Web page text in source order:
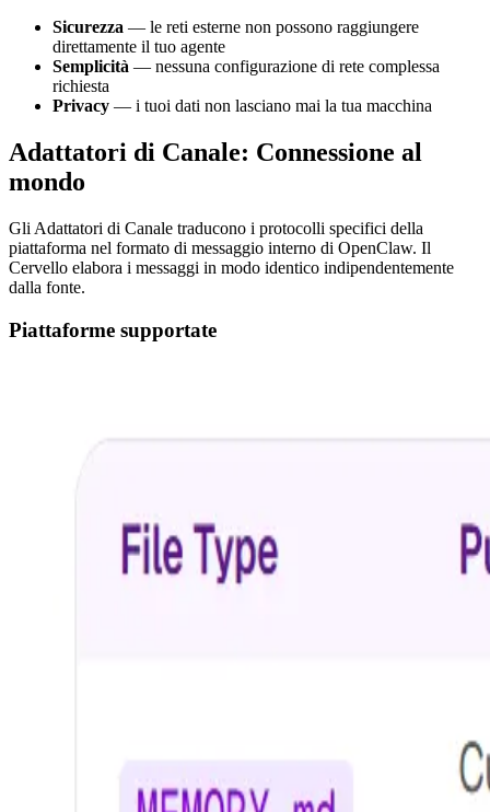
Sicurezza — le reti esterne non possono raggiungere
direttamente il tuo agente
Semplicità — nessuna configurazione di rete complessa
richiesta
Privacy — i tuoi dati non lasciano mai la tua macchina
Adattatori di Canale: Connessione al
mondo
Gli Adattatori di Canale traducono i protocolli specifici della
piattaforma nel formato di messaggio interno di OpenClaw. Il
Cervello elabora i messaggi in modo identico indipendentemente
dalla fonte.
Piattaforme supportate